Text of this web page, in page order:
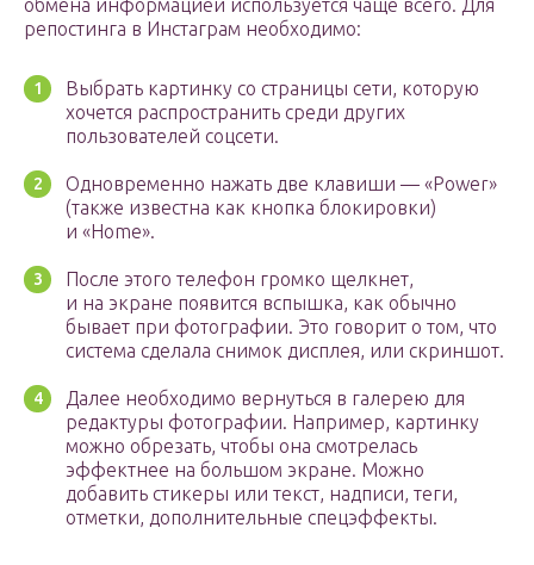
обмена информацией используется чаще всего. Для
репостинга в Инстаграм необходимо:
Выбрать картинку со страницы сети, которую
хочется распространить среди других
пользователей соцсети.
Одновременно нажать две клавиши — «Power»
(также известна как кнопка блокировки)
и «Home».
После этого телефон громко щелкнет,
и на экране появится вспышка, как обычно
бывает при фотографии. Это говорит о том, что
система сделала снимок дисплея, или скриншот.
Далее необходимо вернуться в галерею для
редактуры фотографии. Например, картинку
можно обрезать, чтобы она смотрелась
эффектнее на большом экране. Можно
добавить стикеры или текст, надписи, теги,
отметки, дополнительные спецэффекты.